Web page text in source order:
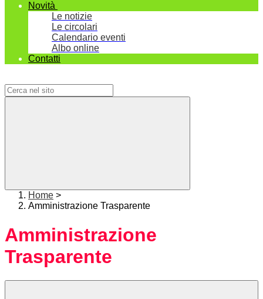
Novità
Le notizie
Le circolari
Calendario eventi
Albo online
Contatti
Home >
Amministrazione Trasparente
Amministrazione
Trasparente